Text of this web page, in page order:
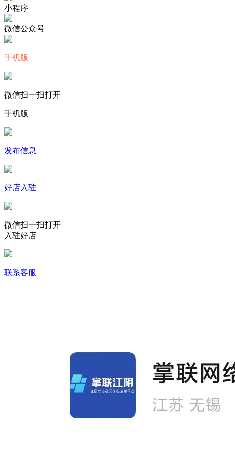
小程序
微信公众号
手机版
微信扫一扫打开
手机版
发布信息
好店入驻
微信扫一扫打开
入驻好店
联系客服